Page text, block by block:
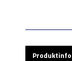
Produktinfo